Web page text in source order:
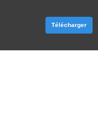
Télécharger